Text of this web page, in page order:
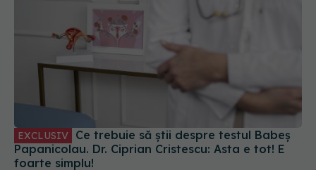
EXCLUSIV
Papanicolau. Dr. Ciprian Cristescu: Asta e tot! E
foarte simplu!